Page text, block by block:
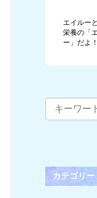
エイルー
栄養の「
ー」だよ！
カテゴリー